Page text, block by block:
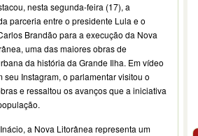
nesta segunda-feira (17), a
parceria entre o presidente Lula e o
Brandão para a execução da Nova
uma das maiores obras de
da história da Grande Ilha. Em vídeo
seu Instagram, o parlamentar visitou o
e ressaltou os avanços que a iniciativa
a Nova Litorânea representa um